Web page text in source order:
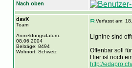
Nach oben
davX
Team
Anmeldungsdatum:
08.06.2004
Beiträge: 8494
Wohnort: Schweiz
Verfasst am:
Lignine sind
Offenbar soll
Hier ist noch
http://